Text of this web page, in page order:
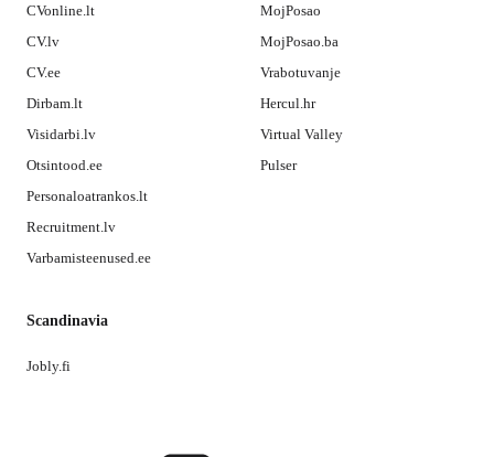
CVonline.lt
CV.lv
CV.ee
Dirbam.lt
Visidarbi.lv
Otsintood.ee
Personaloatrankos.lt
Recruitment.lv
Varbamisteenused.ee
MojPosao
MojPosao.ba
Vrabotuvanje
Hercul.hr
Virtual Valley
Pulser
Scandinavia
Jobly.fi